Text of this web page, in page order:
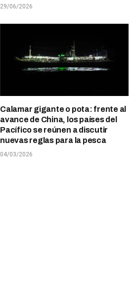
29/06/2026
Calamar gigante o pota: frente al
avance de China, los países del
Pacífico se reúnen a discutir
nuevas reglas para la pesca
04/03/2026